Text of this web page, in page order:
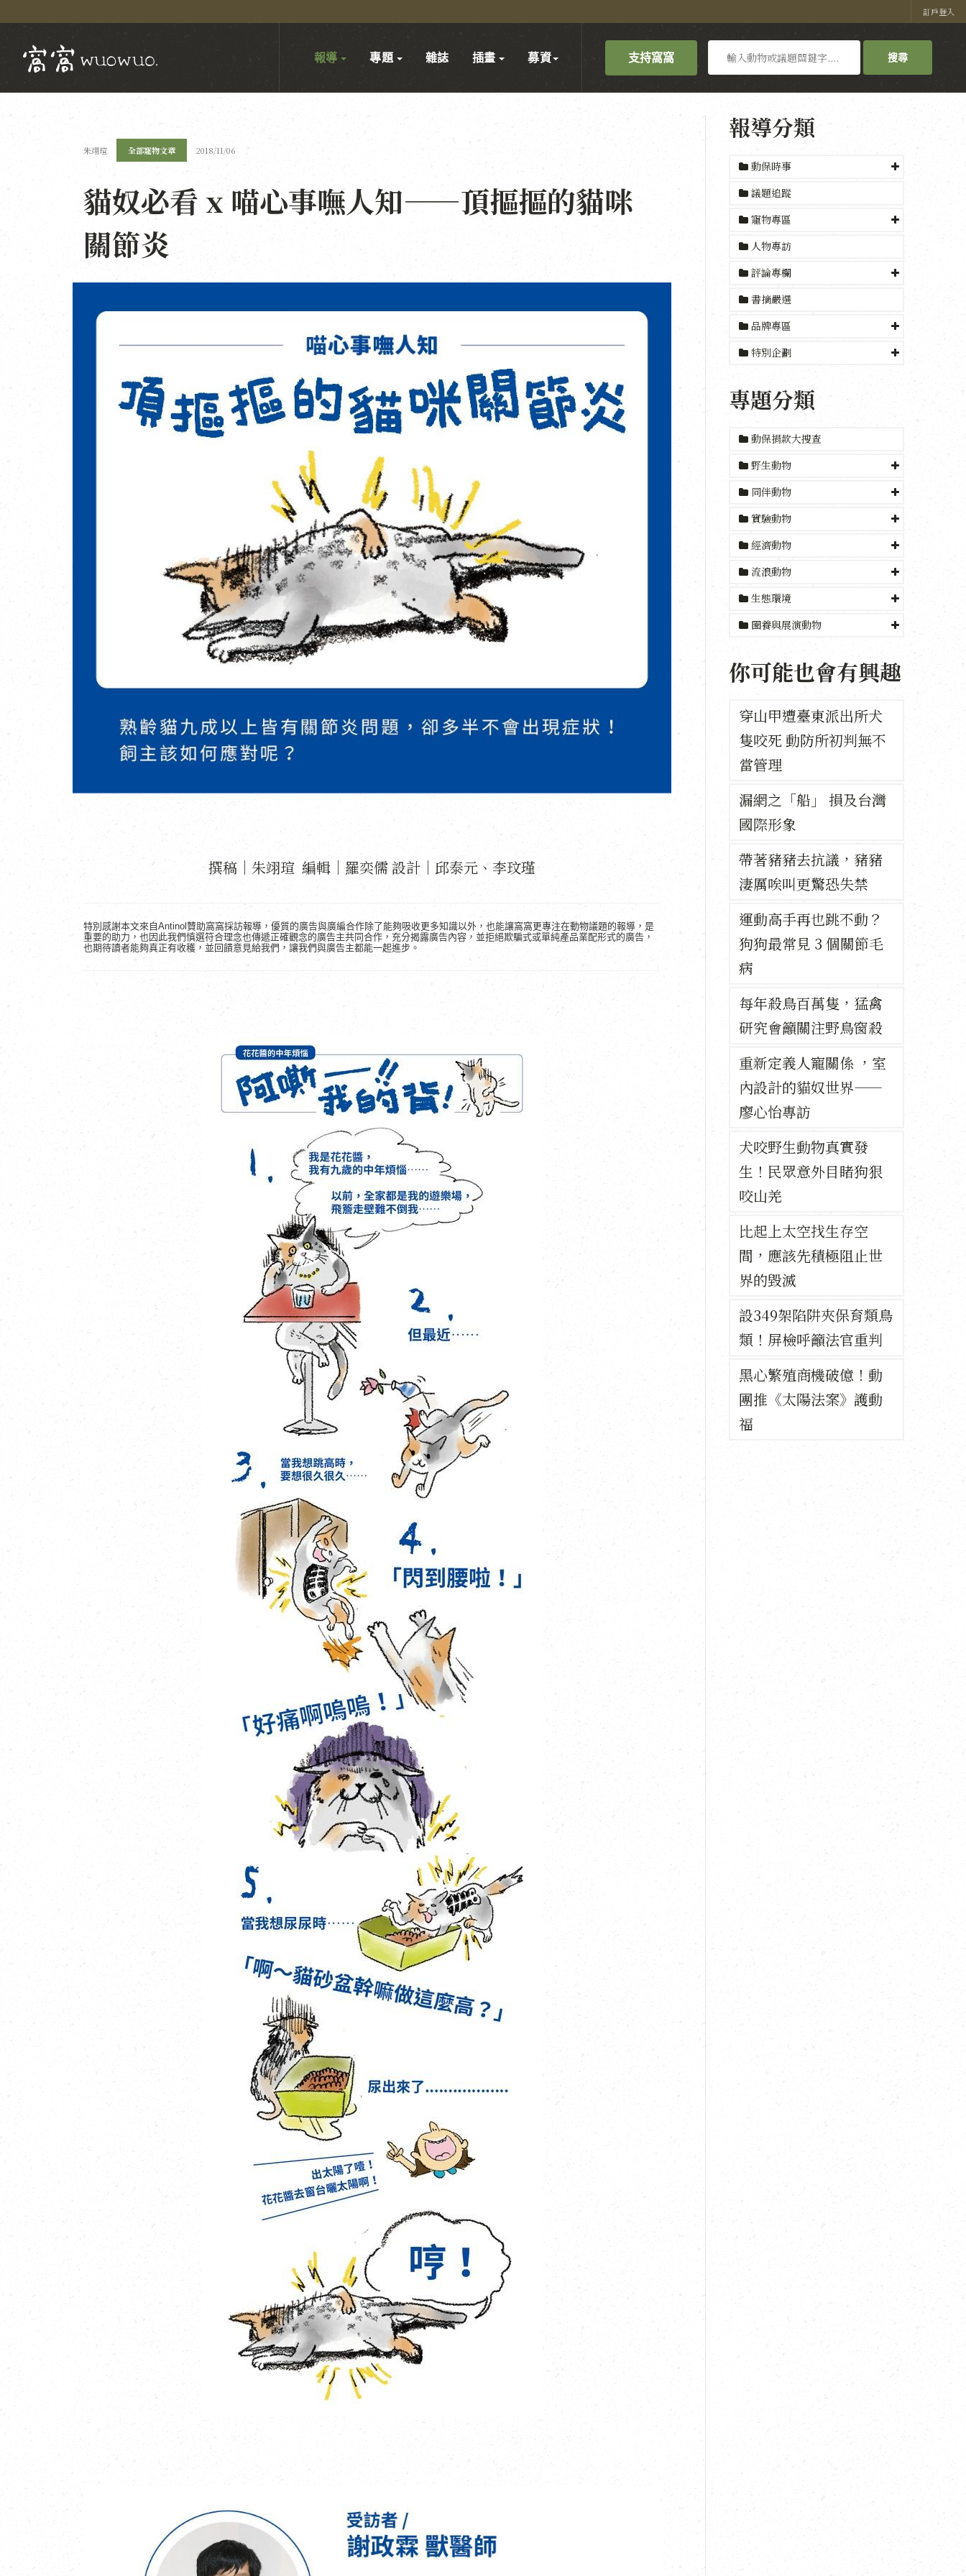
訂戶登入
支持窩窩
尋
搜尋
報導 專題 雜誌 插畫 募資
朱翊瑄 全部寵物文章 2018/11/06
貓奴必看 x 喵心事嘸人知——頂摳摳的貓咪
關節炎
撰稿｜朱翊瑄 編輯｜羅奕儒 設計｜邱泰元、李玟瑾
特別感謝本文來自Antinol贊助窩窩採訪報導，優質的廣告與廣編合作除了能夠吸收更多知識以外，也能讓窩窩更專注在動物議題的報導，是
重要的助力，也因此我們慎選符合理念也傳遞正確觀念的廣告主共同合作，充分揭露廣告內容，並拒絕欺騙式或單純產品業配形式的廣告，
也期待讀者能夠真正有收穫，並回饋意見給我們，讓我們與廣告主都能一起進步。
報導分類
動保時事
議題追蹤
寵物專區
人物專訪
評論專欄
書摘嚴選
品牌專區
特別企劃
專題分類
動保捐款大搜查
野生動物
同伴動物
實驗動物
經濟動物
流浪動物
生態環境
圈養與展演動物
你可能也會有興趣
穿山甲遭臺東派出所犬
隻咬死 動防所初判無不
當管理
漏網之「船」 損及台灣
國際形象
帶著豬豬去抗議，豬豬
淒厲唉叫更驚恐失禁
運動高手再也跳不動？
狗狗最常見 3 個關節毛
病
每年殺鳥百萬隻，猛禽
研究會籲關注野鳥窗殺
重新定義人寵關係 ，室
內設計的貓奴世界——
廖心怡專訪
犬咬野生動物真實發
生！民眾意外目睹狗狠
咬山羌
比起上太空找生存空
間，應該先積極阻止世
界的毀滅
設349架陷阱夾保育類鳥
類！屏檢呼籲法官重判
黑心繁殖商機破億！動
團推《太陽法案》護動
福